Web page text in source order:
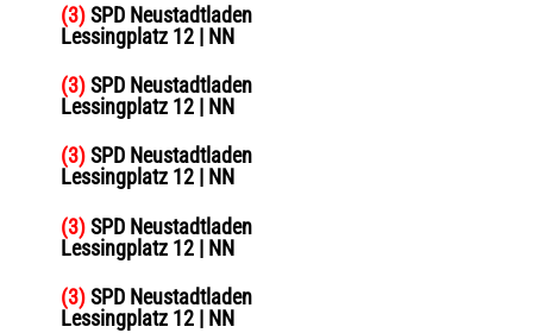
(3)SPD Neustadtladen
Lessingplatz 12 | NN
(3)SPD Neustadtladen
Lessingplatz 12 | NN
(3)SPD Neustadtladen
Lessingplatz 12 | NN
(3)SPD Neustadtladen
Lessingplatz 12 | NN
(3)SPD Neustadtladen
Lessingplatz 12 | NN